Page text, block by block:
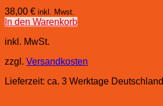
38,00 € inkl. Mwst.
In den Warenkorb
inkl. MwSt.
zzgl. Versandkosten
Lieferzeit: ca. 3 Werktage Deutschland